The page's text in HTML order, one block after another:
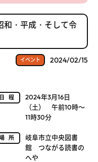
和・平成・そして令
イベント 2024/02/15
日程
2024年3月16日
（土） 午前10時～
11時30分
場所
岐阜市立中央図書
館 つながる読書の
へや